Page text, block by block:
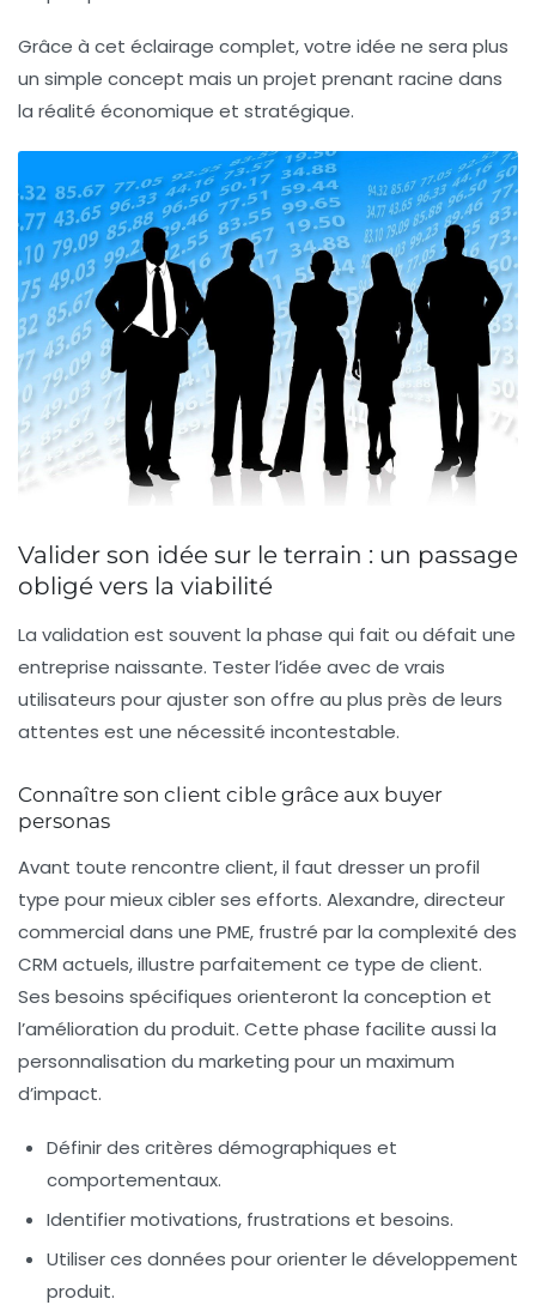
Grâce à cet éclairage complet, votre idée ne sera plus
un simple concept mais un projet prenant racine dans
la réalité économique et stratégique.
Valider son idée sur le terrain : un passage
obligé vers la viabilité
La validation est souvent la phase qui fait ou défait une
entreprise naissante. Tester l’idée avec de vrais
utilisateurs pour ajuster son offre au plus près de leurs
attentes est une nécessité incontestable.
Connaître son client cible grâce aux buyer
personas
Avant toute rencontre client, il faut dresser un profil
type pour mieux cibler ses efforts. Alexandre, directeur
commercial dans une PME, frustré par la complexité des
CRM actuels, illustre parfaitement ce type de client.
Ses besoins spécifiques orienteront la conception et
l’amélioration du produit. Cette phase facilite aussi la
personnalisation du marketing pour un maximum
d’impact.
Définir des critères démographiques et
comportementaux.
Identifier motivations, frustrations et besoins.
Utiliser ces données pour orienter le développement
produit.